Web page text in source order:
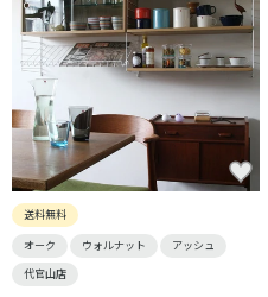
送料無料
オーク
ウォルナット
アッシュ
代官山店